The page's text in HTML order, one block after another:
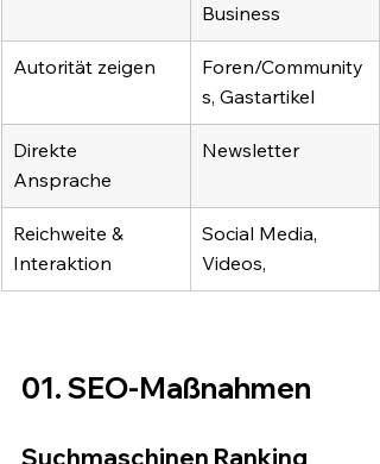
Business
Autorität zeigen
Foren/Community
s, Gastartikel
Direkte
Ansprache
Newsletter
Reichweite &
Interaktion
Social Media,
Videos,
01. SEO-Maßnahmen
Suchmaschinen Ranking